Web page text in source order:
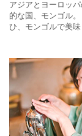
アジアとヨーロッ
的な国、モンゴル
ひ、モンゴルで美